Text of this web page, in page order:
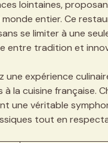
lointaines,
entier. Ce
se limiter à une
entre tradition et
une expérience
à la cuisine française.
une véritable
tout en